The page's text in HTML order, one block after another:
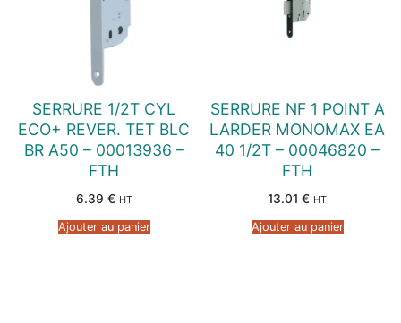
SERRURE 1/2T CYL
ECO+ REVER. TET BLC
BR A50 – 00013936 –
FTH
6.39 € HT
Ajouter au panier
SERRURE NF 1 POINT A
LARDER MONOMAX EA
40 1/2T – 00046820 –
FTH
13.01 € HT
Ajouter au panier